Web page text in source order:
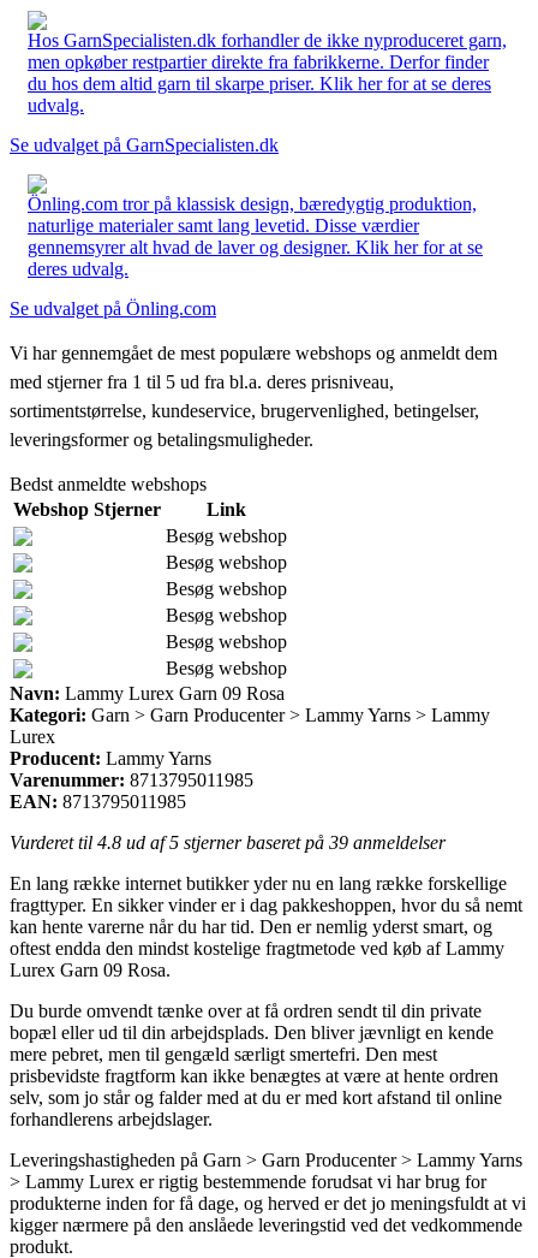
Hos GarnSpecialisten.dk forhandler de ikke nyproduceret garn,
men opkøber restpartier direkte fra fabrikkerne. Derfor finder
du hos dem altid garn til skarpe priser. Klik her for at se deres
udvalg.
Se udvalget på GarnSpecialisten.dk
Önling.com tror på klassisk design, bæredygtig produktion,
naturlige materialer samt lang levetid. Disse værdier
gennemsyrer alt hvad de laver og designer. Klik her for at se
deres udvalg.
Se udvalget på Önling.com
Vi har gennemgået de mest populære webshops og anmeldt dem
med stjerner fra 1 til 5 ud fra bl.a. deres prisniveau,
sortimentstørrelse, kundeservice, brugervenlighed, betingelser,
leveringsformer og betalingsmuligheder.
Bedst anmeldte webshops
Webshop Stjerner
Link
Besøg webshop
Besøg webshop
Besøg webshop
Besøg webshop
Besøg webshop
Besøg webshop
Navn: Lammy Lurex Garn 09 Rosa
Kategori: Garn > Garn Producenter > Lammy Yarns > Lammy
Lurex
Producent: Lammy Yarns
Varenummer: 8713795011985
EAN: 8713795011985
Vurderet til 4.8 ud af 5 stjerner baseret på 39 anmeldelser
En lang række internet butikker yder nu en lang række forskellige
fragttyper. En sikker vinder er i dag pakkeshoppen, hvor du så nemt
kan hente varerne når du har tid. Den er nemlig yderst smart, og
oftest endda den mindst kostelige fragtmetode ved køb af Lammy
Lurex Garn 09 Rosa.
Du burde omvendt tænke over at få ordren sendt til din private
bopæl eller ud til din arbejdsplads. Den bliver jævnligt en kende
mere pebret, men til gengæld særligt smertefri. Den mest
prisbevidste fragtform kan ikke benægtes at være at hente ordren
selv, som jo står og falder med at du er med kort afstand til online
forhandlerens arbejdslager.
Leveringshastigheden på Garn > Garn Producenter > Lammy Yarns
> Lammy Lurex er rigtig bestemmende forudsat vi har brug for
produkterne inden for få dage, og herved er det jo meningsfuldt at vi
kigger nærmere på den anslåede leveringstid ved det vedkommende
produkt.